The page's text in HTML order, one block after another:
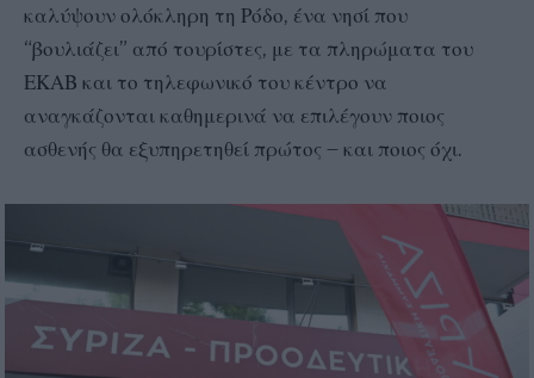
καλύψουν ολόκληρη τη Ρόδο, ένα νησί που
“βουλιάζει” από τουρίστες, με τα πληρώματα του
ΕΚΑΒ και το τηλεφωνικό του κέντρο να
αναγκάζονται καθημερινά να επιλέγουν ποιος
ασθενής θα εξυπηρετηθεί πρώτος – και ποιος όχι.